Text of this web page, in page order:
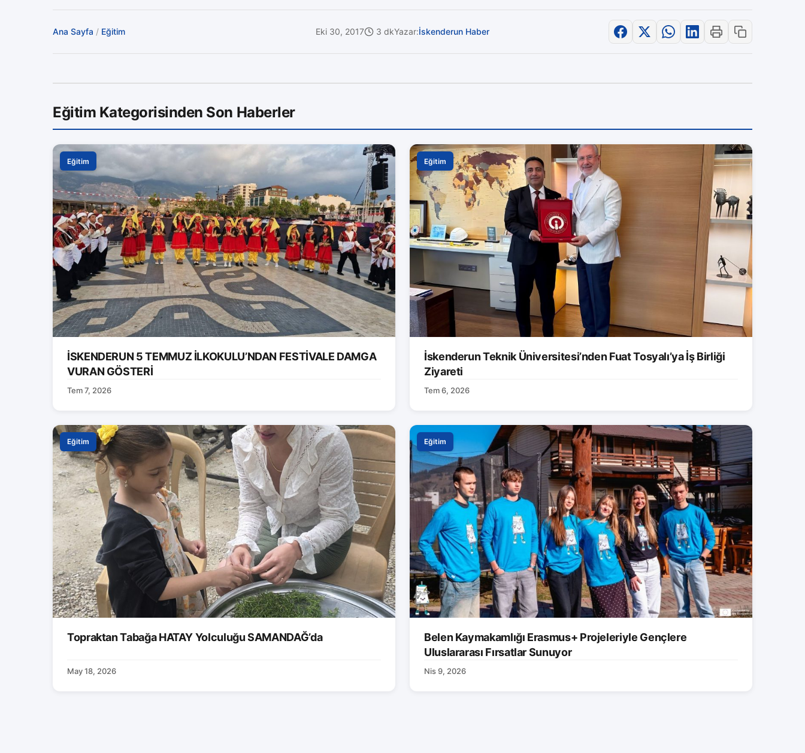
Ana Sayfa / Eğitim Eki 30, 2017 3 dkYazar:İskenderun Haber
Eğitim Kategorisinden Son Haberler
Eğitim
İSKENDERUN 5 TEMMUZ İLKOKULU’NDAN FESTİVALE DAMGA
VURAN GÖSTERİ
Tem 7, 2026
Eğitim
İskenderun Teknik Üniversitesi’nden Fuat Tosyalı’ya İş Birliği
Ziyareti
Tem 6, 2026
Eğitim
Topraktan Tabağa HATAY Yolculuğu SAMANDAĞ’da
May 18, 2026
Eğitim
Belen Kaymakamlığı Erasmus+ Projeleriyle Gençlere
Uluslararası Fırsatlar Sunuyor
Nis 9, 2026